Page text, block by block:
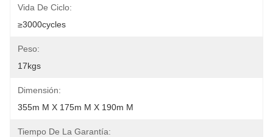
Vida De Ciclo:
≥3000cycles
Peso:
17kgs
Dimensión:
355m M X 175m M X 190m M
Tiempo De La Garantía: